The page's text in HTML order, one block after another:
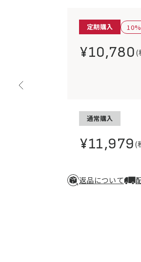
定期購入
¥10,780 (
通常購入
¥11,979 (
返品について